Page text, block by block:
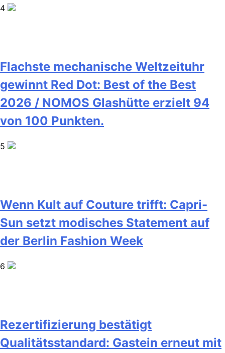
4
Flachste mechanische Weltzeituhr
gewinnt Red Dot: Best of the Best
2026 / NOMOS Glashütte erzielt 94
von 100 Punkten.
5
Wenn Kult auf Couture trifft: Capri-
Sun setzt modisches Statement auf
der Berlin Fashion Week
6
Rezertifizierung bestätigt
Qualitätsstandard: Gastein erneut mit